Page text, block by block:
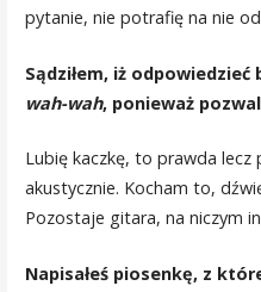
pytanie, nie potrafię na nie
Sądziłem, iż
wah-wah, ponieważ
Lubię kaczkę, to prawda
akustycznie. Kocham to,
Pozostaje gitara, na niczym
Napisałeś piosenkę, z